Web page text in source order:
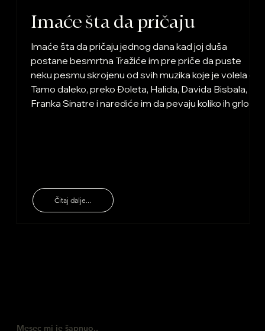
Imaće šta da pričaju
Imaće šta da pričaju jednog dana kad joj duša
postane besmrtna Tražiće im pre priče da puste
neku pesmu skrojenu od svih muzika koje je volela od
Tamo daleko, preko Đoleta, Halida, Davida Bisbala,
Franka Sinatre i narediće im da pevaju koliko ih grlo
Čitaj dalje...
Mesec mi je šapnuo..